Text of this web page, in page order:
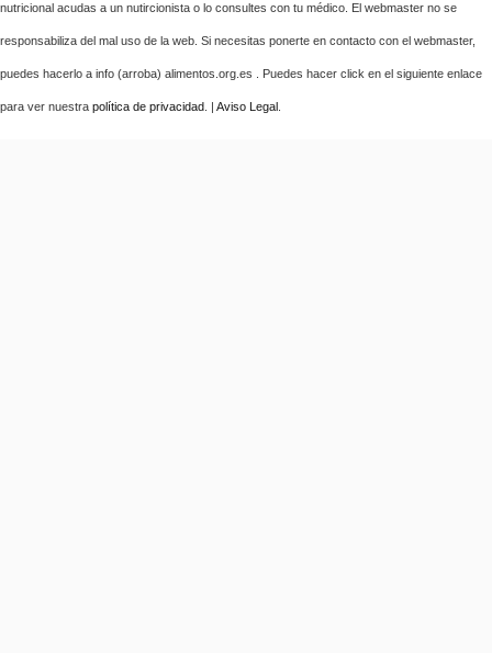
nutricional acudas a un nutircionista o lo consultes con tu médico. El webmaster no se
responsabiliza del mal uso de la web. Si necesitas ponerte en contacto con el webmaster,
puedes hacerlo a info (arroba) alimentos.org.es . Puedes hacer click en el siguiente enlace
para ver nuestra política de privacidad . | Aviso Legal